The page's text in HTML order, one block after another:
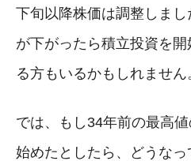
下旬以降株価は調整しま
が下がったら積立投資を
る方もいるかもしれません
では、もし34年前の最高
始めたとしたら、どうな